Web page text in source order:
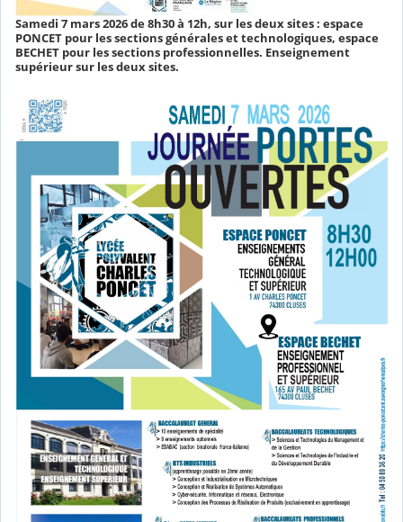
Samedi 7 mars 2026 de 8h30 à 12h, sur les deux sites : espace
PONCET pour les sections générales et technologiques, espace
BECHET pour les sections professionnelles. Enseignement
supérieur sur les deux sites.